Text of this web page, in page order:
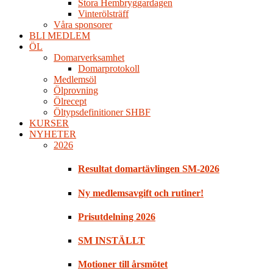
Stora Hembryggardagen
Vinterölsträff
Våra sponsorer
BLI MEDLEM
ÖL
Domarverksamhet
Domarprotokoll
Medlemsöl
Ölprovning
Ölrecept
Öltypsdefinitioner SHBF
KURSER
NYHETER
2026
Resultat domartävlingen SM-2026
Ny medlemsavgift och rutiner!
Prisutdelning 2026
SM INSTÄLLT
Motioner till årsmötet